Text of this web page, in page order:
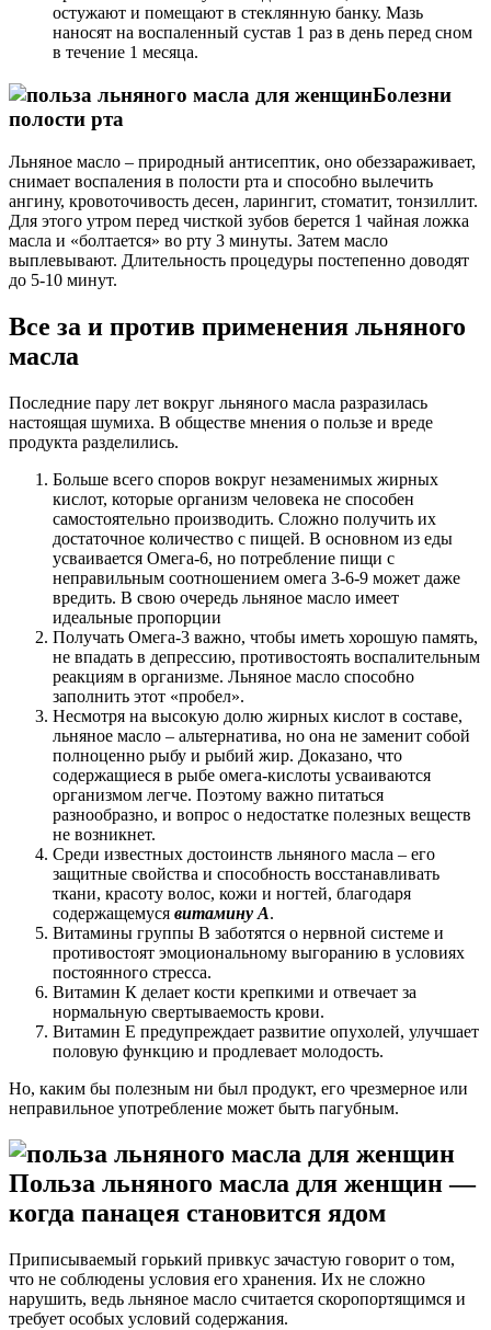
остужают и помещают в стеклянную банку. Мазь
наносят на воспаленный сустав 1 раз в день перед сном
в течение 1 месяца.
Болезни
полости рта
Льняное масло – природный антисептик, оно обеззараживает,
снимает воспаления в полости рта и способно вылечить
ангину, кровоточивость десен, ларингит, стоматит, тонзиллит.
Для этого утром перед чисткой зубов берется 1 чайная ложка
масла и «болтается» во рту 3 минуты. Затем масло
выплевывают. Длительность процедуры постепенно доводят
до 5-10 минут.
Все за и против применения льняного
масла
Последние пару лет вокруг льняного масла разразилась
настоящая шумиха. В обществе мнения о пользе и вреде
продукта разделились.
Больше всего споров вокруг незаменимых жирных
кислот, которые организм человека не способен
самостоятельно производить. Сложно получить их
достаточное количество с пищей. В основном из еды
усваивается Омега-6, но потребление пищи с
неправильным соотношением омега 3-6-9 может даже
вредить. В свою очередь льняное масло имеет
идеальные пропорции
Получать Омега-3 важно, чтобы иметь хорошую память,
не впадать в депрессию, противостоять воспалительным
реакциям в организме. Льняное масло способно
заполнить этот «пробел».
Несмотря на высокую долю жирных кислот в составе,
льняное масло – альтернатива, но она не заменит собой
полноценно рыбу и рыбий жир. Доказано, что
содержащиеся в рыбе омега-кислоты усваиваются
организмом легче. Поэтому важно питаться
разнообразно, и вопрос о недостатке полезных веществ
не возникнет.
Среди известных достоинств льняного масла – его
защитные свойства и способность восстанавливать
ткани, красоту волос, кожи и ногтей, благодаря
содержащемуся витамину А.
Витамины группы В заботятся о нервной системе и
противостоят эмоциональному выгоранию в условиях
постоянного стресса.
Витамин К делает кости крепкими и отвечает за
нормальную свертываемость крови.
Витамин Е предупреждает развитие опухолей, улучшает
половую функцию и продлевает молодость.
Но, каким бы полезным ни был продукт, его чрезмерное или
неправильное употребление может быть пагубным.
Польза льняного масла для женщин ―
когда панацея становится ядом
Приписываемый горький привкус зачастую говорит о том,
что не соблюдены условия его хранения. Их не сложно
нарушить, ведь льняное масло считается скоропортящимся и
требует особых условий содержания.